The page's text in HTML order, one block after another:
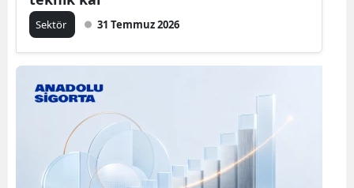
Sektör 31 Temmuz 2026